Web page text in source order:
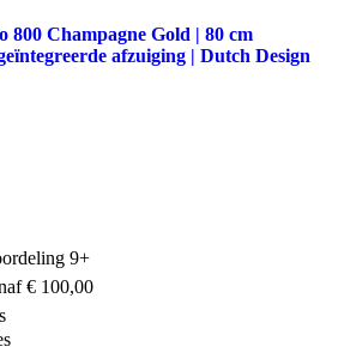
800 Champagne Gold | 80 cm
afzuiging | Dutch Design
9+
€ 100,00